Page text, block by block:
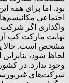
بود. اما برای همه
اجتماعی
واگذاری اگر شرکت
نهایت مارکت کپ
مشخص است. حالا
لحاظ شود،
وجود ندارد. در
شرکت‌های